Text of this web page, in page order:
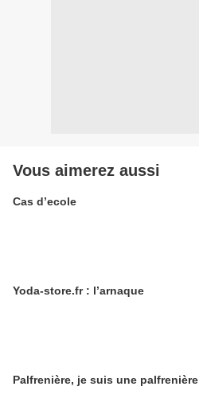
Vous aimerez aussi
Cas d’ecole
Yoda-store.fr : l’arnaque
Palfrenière, je suis une palfrenière